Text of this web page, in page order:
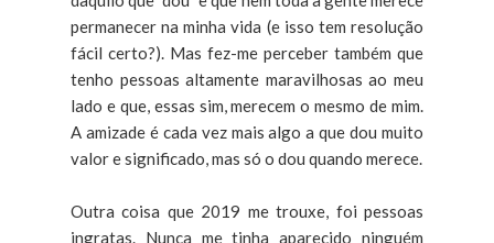
permanecer na minha vida (e isso tem resolução
fácil certo?). Mas fez-me perceber também que
tenho pessoas altamente maravilhosas ao meu
lado e que, essas sim, merecem o mesmo de mim.
A amizade é cada vez mais algo a que dou muito
valor e significado, mas só o dou quando merece.
Outra coisa que 2019 me trouxe, foi pessoas
ingratas. Nunca me tinha aparecido ninguém